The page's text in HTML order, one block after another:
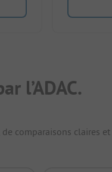
l’ADAC.
comparaisons claires